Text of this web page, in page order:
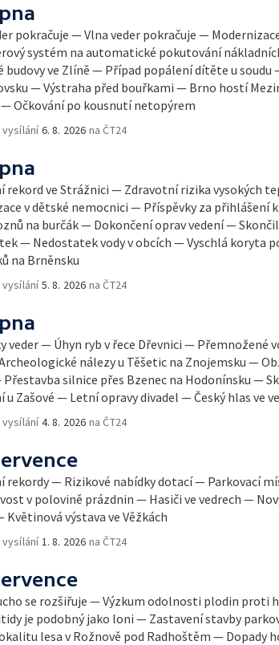
pokračuje — Vlna veder pokračuje —
systém na automatické pokutování
budovy ve Zlíně — Případ popálení dítěte u
— Výstraha před bouřkami — Brno hostí
Očkování po kousnutí netopýrem
6. 8. 2026 na ČT24
rekord ve Strážnici — Zdravotní rizika vysokých
v dětské nemocnici — Příspěvky za přihlášení
na burčák — Dokončení oprav vedení —
— Nedostatek vody v obcích — Vyschlá koryta
na Brněnsku
5. 8. 2026 na ČT24
veder — Úhyn ryb v řece Dřevnici — Přemnožené
nálezy u Těšetic na Znojemsku —
Přestavba silnice přes Bzenec na Hodonínsku —
u Zašové — Letní opravy divadel — Český hlas ve
4. 8. 2026 na ČT24
rekordy — Rizikové nabídky dotací — Parkovací
v polovině prázdnin — Hasiči ve vedrech —
Květinová výstava ve Věžkách
1. 8. 2026 na ČT24
se rozšiřuje — Výzkum odolnosti plodin proti
je podobný jako loni — Zastavení stavby
lesa v Rožnově pod Radhoštěm — Dopady